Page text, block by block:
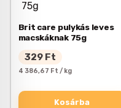
Brit care pulykás leves
macskáknak 75g
329 Ft
4 386,67 Ft / kg
Kosárba